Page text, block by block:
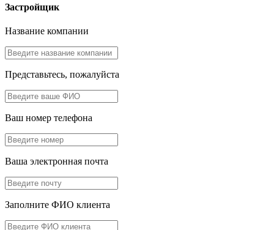
Застройщик
Название компании
Представьтесь, пожалуйста
Ваш номер телефона
Ваша электронная почта
Заполните ФИО клиента